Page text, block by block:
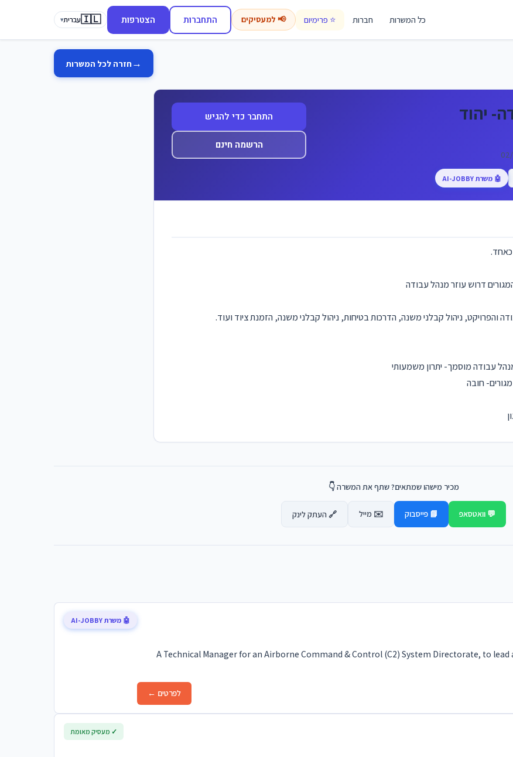
כל המשרות חברות ⭐ פרימיום 📢 למעסיקים התחברות הצטרפות 🇮🇱עברית▾
→חזרה לכל המשרות
יהוד
🤖 משרת AI-JOBBY
התחבר כדי להגיש
הרשמה חינם
כאחד.
דרוש עוזר מנהל עבודה
והפרויקט, ניהול קבלני משנה, הדרכות בטיחות, ניהול קבלני משנה, הזמנת ציוד ועוד.
עבודה מוסמך- יתרון משמעותי
חובה
מכיר מישהו שמתאים? שתף את המשרה 👇
💬 וואטסאפ 📘 פייסבוק ✉️ מייל 🔗 העתק לינק
A Technical Manager for an Airborne Command & Control (C2) System Directorate, to
לפרטים ←
🤖 משרת AI-JOBBY
✓ מעסיק מאומת